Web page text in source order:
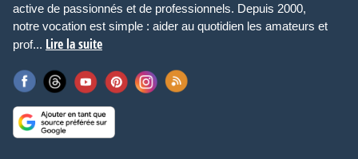
active de passionnés et de professionnels. Depuis 2000,
notre vocation est simple : aider au quotidien les amateurs et
prof... Lire la suite